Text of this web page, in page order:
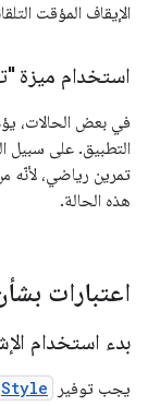
الإيقاف المؤقت
استخدام ميزة
في بعض الحالات،
التطبيق. على سبيل
تمرين رياضي،
هذه الحالة.
اعتبارات
بدء استخدام
يجب توفير